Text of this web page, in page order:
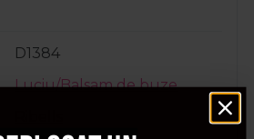
D1384
Luciu/Balsam de buze